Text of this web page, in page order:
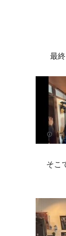
最
そこ